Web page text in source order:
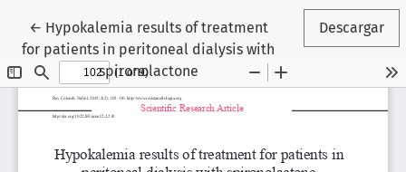
← Volver a los detalles del artículo
Hypokalemia results of treatment
for patients in peritoneal dialysis with
spironolactone
Descargar